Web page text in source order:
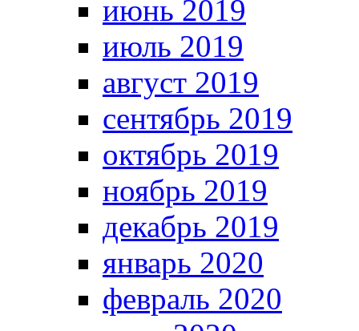
июнь 2019
июль 2019
август 2019
сентябрь 2019
октябрь 2019
ноябрь 2019
декабрь 2019
январь 2020
февраль 2020